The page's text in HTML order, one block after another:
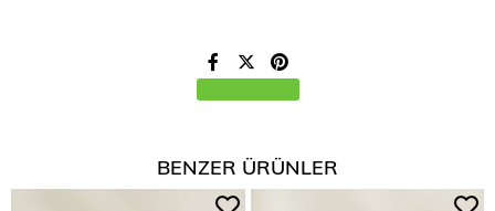
BENZER ÜRÜNLER